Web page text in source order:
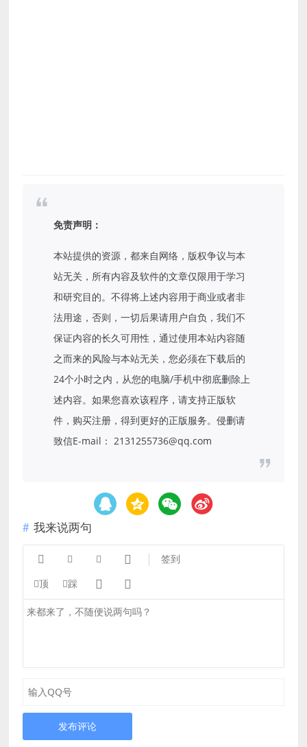
免责声明：
本站提供的资源，都来自网络，版权争议与本
站无关，所有内容及软件的文章仅限用于学习
和研究目的。不得将上述内容用于商业或者非
法用途，否则，一切后果请用户自负，我们不
保证内容的长久可用性，通过使用本站内容随
之而来的风险与本站无关，您必须在下载后的
24个小时之内，从您的电脑/手机中彻底删除上
述内容。如果您喜欢该程序，请支持正版软
件，购买注册，得到更好的正版服务。侵删请
致信E-mail： 2131255736@qq.com
我来说两句
    签到
顶 踩  
发布评论